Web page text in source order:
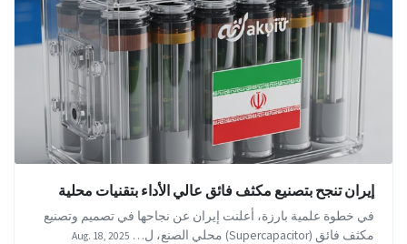
إيران تنجح بتصنيع مكثف فائق عالي الأداء بتقنيات محلية
في خطوة علمية بارزة، أعلنت إيران عن نجاحها في تصميم وتصنيع
مكثف فائق (Supercapacitor) محلي الصنع، ل…
Aug. 18, 2025